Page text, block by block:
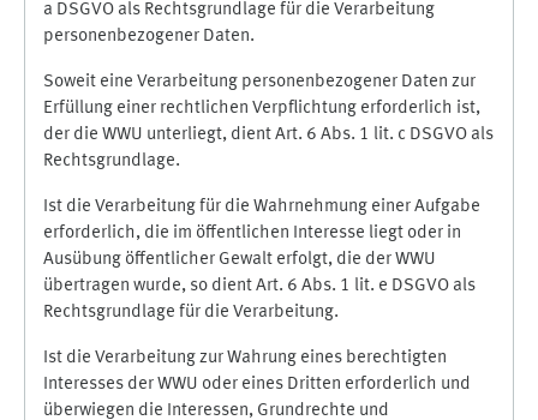
a DSGVO als Rechtsgrundlage für die Verarbeitung
personenbezogener Daten.
Soweit eine Verarbeitung personenbezogener Daten zur
Erfüllung einer rechtlichen Verpflichtung erforderlich ist,
der die WWU unterliegt, dient Art. 6 Abs. 1 lit. c DSGVO als
Rechtsgrundlage.
Ist die Verarbeitung für die Wahrnehmung einer Aufgabe
erforderlich, die im öffentlichen Interesse liegt oder in
Ausübung öffentlicher Gewalt erfolgt, die der WWU
übertragen wurde, so dient Art. 6 Abs. 1 lit. e DSGVO als
Rechtsgrundlage für die Verarbeitung.
Ist die Verarbeitung zur Wahrung eines berechtigten
Interesses der WWU oder eines Dritten erforderlich und
überwiegen die Interessen, Grundrechte und